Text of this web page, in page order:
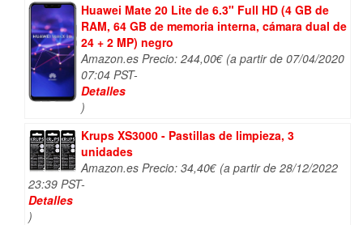
Huawei Mate 20 Lite de 6.3" Full HD (4 GB de
RAM, 64 GB de memoria interna, cámara dual de
24 + 2 MP) negro
Amazon.es Precio: 244,00€ (a partir de 07/04/2020
07:04 PST-
Detalles
)
Krups XS3000 - Pastillas de limpieza, 3
unidades
Amazon.es Precio: 34,40€ (a partir de 28/12/2022
23:39 PST-
Detalles
)